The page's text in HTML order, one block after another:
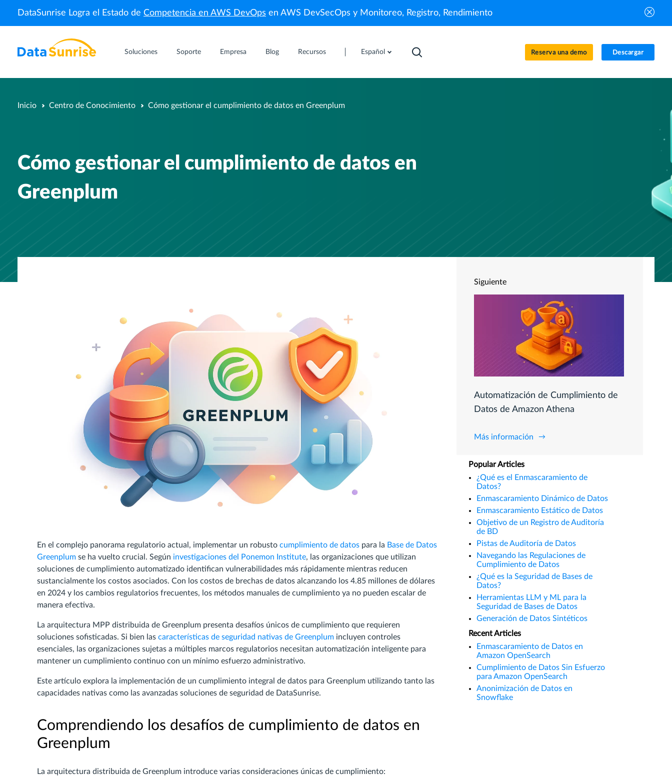
DataSunrise Logra el Estado de Competencia en AWS DevOps en AWS DevSecOps y Monitoreo, Registro, Rendimiento
Soluciones Soporte Empresa Blog Recursos Español Reserva una demo Descargar
Inicio Centro de Conocimiento Cómo gestionar el cumplimiento de datos en Greenplum
Cómo gestionar el cumplimiento de datos en
Greenplum
En el complejo panorama regulatorio actual, implementar un robusto cumplimiento de datos para la Base de Datos
Greenplum se ha vuelto crucial. Según investigaciones del Ponemon Institute, las organizaciones que utilizan
soluciones de cumplimiento automatizado identifican vulnerabilidades más rápidamente mientras reducen
sustancialmente los costos asociados. Con los costos de brechas de datos alcanzando los 4.85 millones de dólares
en 2024 y los cambios regulatorios frecuentes, los métodos manuales de cumplimiento ya no pueden escalar de
manera efectiva.
La arquitectura MPP distribuida de Greenplum presenta desafíos únicos de cumplimiento que requieren
soluciones sofisticadas. Si bien las características de seguridad nativas de Greenplum incluyen controles
esenciales, las organizaciones sujetas a múltiples marcos regulatorios necesitan automatización inteligente para
mantener un cumplimiento continuo con un mínimo esfuerzo administrativo.
Este artículo explora la implementación de un cumplimiento integral de datos para Greenplum utilizando tanto las
capacidades nativas como las avanzadas soluciones de seguridad de DataSunrise.
Comprendiendo los desafíos de cumplimiento de datos en
Greenplum
La arquitectura distribuida de Greenplum introduce varias consideraciones únicas de cumplimiento:
Siguiente
Automatización de Cumplimiento de
Datos de Amazon Athena
Más información
Popular Articles
¿Qué es el Enmascaramiento de
Datos?
Enmascaramiento Dinámico de Datos
Enmascaramiento Estático de Datos
Objetivo de un Registro de Auditoría
de BD
Pistas de Auditoría de Datos
Navegando las Regulaciones de
Cumplimiento de Datos
¿Qué es la Seguridad de Bases de
Datos?
Herramientas LLM y ML para la
Seguridad de Bases de Datos
Generación de Datos Sintéticos
Recent Articles
Enmascaramiento de Datos en
Amazon OpenSearch
Cumplimiento de Datos Sin Esfuerzo
para Amazon OpenSearch
Anonimización de Datos en
Snowflake